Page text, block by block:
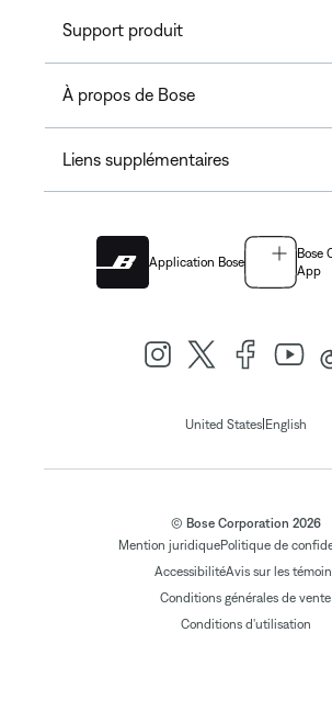
Support produit
À propos de Bose
Liens supplémentaires
Application Bose
Bose
App
United States| English
© Bose Corporation 2026
Mention juridiquePolitique de
AccessibilitéAvis sur les
Conditions générales de vente
Conditions d'utilisation